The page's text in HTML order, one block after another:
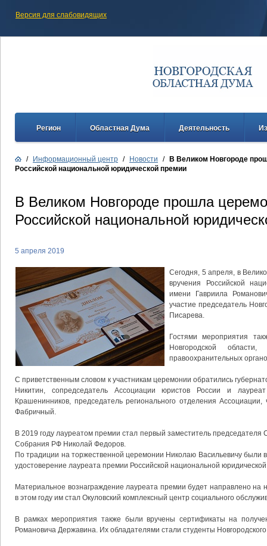
Версия для слабовидящих
Регион Областная Дума Деятельность
/ Информационный центр / Новости /
В Великом Новгороде
Российской национальной юридической премии
В Великом Новгороде прошла
Российской национальной
5 апреля 2019
Сегодня, 5 апреля, в
вручения Российской
имени Гавриила
участие председатель
Писарева.
Гостями мероприятия
Новгородской
правоохранительных
C приветственным словом к участникам церемонии обратились
Никитин, сопредседатель Ассоциации юристов России и
Крашенинников, председатель регионального отделения
Фабричный.
В 2019 году лауреатом премии стал первый заместитель
Собрания РФ Николай Федоров.
По традиции на торжественной церемонии Николаю Васильевичу были
удостоверение лауреата премии Российской национальной
Материальное вознаграждение лауреата премии будет направлено на
в этом году им стал Окуловский комплексный центр социального
В рамках мероприятия также были вручены сертификаты на
Романовича Державина. Их обладателями стали студенты Новгородского